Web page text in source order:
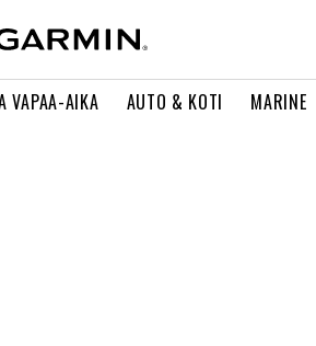
VAPAA-AIKA AUTO & KOTI MARINE